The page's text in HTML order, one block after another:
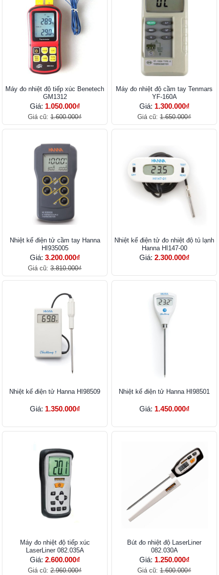
Máy đo nhiệt độ tiếp xúc Benetech
GM1312
Giá: 1.050.000₫
Giá cũ: 1.600.000₫
Máy đo nhiệt độ cầm tay Tenmars
YF-160A
Giá: 1.300.000₫
Giá cũ: 1.650.000₫
Nhiệt kế điện tử cầm tay Hanna
HI935005
Giá: 3.200.000₫
Giá cũ: 3.810.000₫
Nhiệt kế điện tử đo nhiệt độ tủ lạnh
Hanna HI147-00
Giá: 2.300.000₫
Nhiệt kế điện tử Hanna HI98509
Giá: 1.350.000₫
Nhiệt kế điện tử Hanna HI98501
Giá: 1.450.000₫
Máy đo nhiệt độ tiếp xúc
LaserLiner 082.035A
Giá: 2.600.000₫
Giá cũ: 2.960.000₫
Bút đo nhiệt độ LaserLiner
082.030A
Giá: 1.250.000₫
Giá cũ: 1.600.000₫